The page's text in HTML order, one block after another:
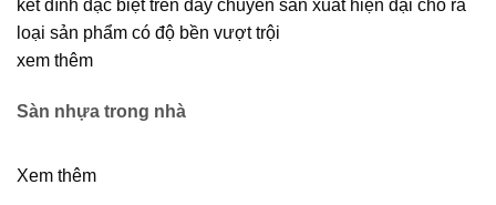
kết dính đặc biệt trên dây chuyền sản xuất hiện đại cho ra
loại sản phẩm có độ bền vượt trội
xem thêm
Sàn nhựa trong nhà
Xem thêm